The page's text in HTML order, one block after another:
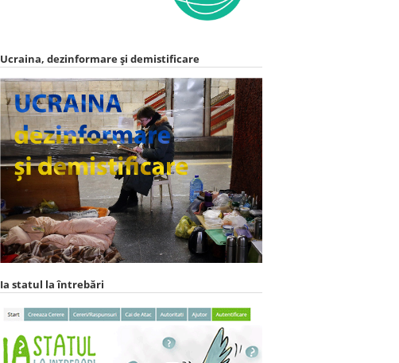
Ucraina, dezinformare și demistificare
Ia statul la întrebări